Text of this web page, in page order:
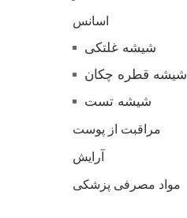
اسانس
شیشه غلتکی
شیشه قطره چکان
شیشه تست
مراقبت از پوست
آرایش
مواد مصرفی پزشکی